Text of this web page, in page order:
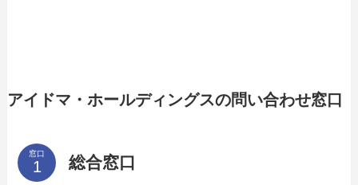
アイドマ・ホールディングスの問い合わせ窓口
窓口 総合窓口